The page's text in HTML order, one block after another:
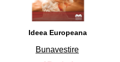
Ideea Europeana
Bunavestire